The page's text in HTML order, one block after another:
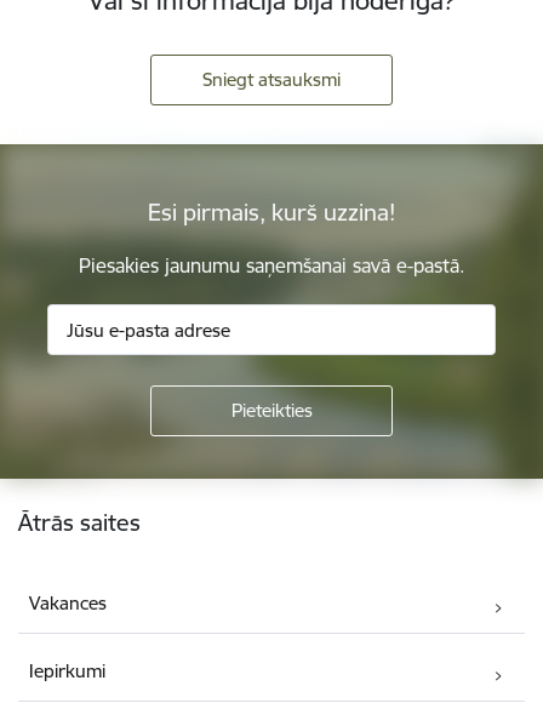
Sniegt atsauksmi
Esi pirmais, kurš uzzina!
Piesakies jaunumu saņemšanai savā e-pastā.
Kājene
Ātrās saites
Vakances
Iepirkumi